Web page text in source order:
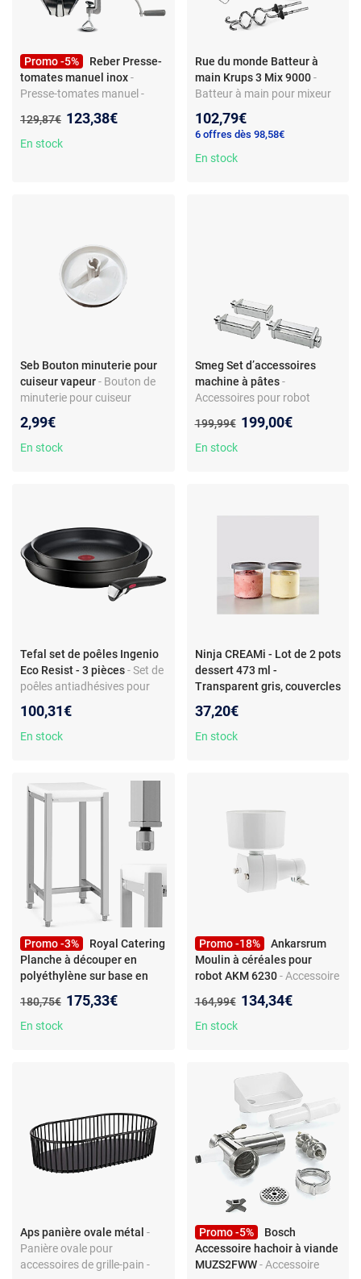
Promo -5%
Reber Presse-
tomates manuel inox-
Presse-tomates manuel -
alimentaire - Vis en POM
antifriction - Entonnoir et
Ancien prix :
129,87€ Nouveau prix :
123,38€
En stock
Rue du monde Batteur à
main Krups 3 Mix 9000 -
Batteur à main pour mixeur
GN9101 - Corps plastique -
Compatible Krups
102,79€
6 offres dès 98,58€
En stock
Seb Bouton minuterie pour
cuiseur vapeur- Bouton de
minuterie pour cuiseur
Convenient SEB, Tefal,
Moulinex - Pièce d’origine
2,99€
En stock
Smeg Set d’accessoires
machine à pâtes -
Accessoires pour robot
- 3 rouleaux pâte, fettuccine,
tagliolini - Corps inox
Ancien prix :
199,99€ Nouveau prix :
199,00€
En stock
Tefal set de poêles Ingenio
Eco Resist - 3 pièces- Set de
poêles antiadhésives pour
6X - poignée amovible -
compatible induction, gaz,
100,31€
En stock
Ninja CREAMi - Lot de 2 pots
dessert 473 ml -
Transparent gris, couvercles
desserts Ninja CREAMi avec
couvercles gris, 473 ml,
37,20€
En stock
Promo -3%
Royal Catering
Planche à découper en
polyéthylène sur base en
Ancien prix :
180,75€ Nouveau prix :
175,33€
En stock
Promo -18%
Ankarsrum
Moulin à céréales pour
robot AKM 6230 - Accessoire
Moulin à céréales -
Compatible AKM 6230 - Pour
Ancien prix :
164,99€ Nouveau prix :
134,34€
En stock
Aps panière ovale métal -
Panière ovale pour
accessoires de grille-pain -
Promo -5%
Bosch
Accessoire hachoir à viande
MUZS2FWW - Accessoire